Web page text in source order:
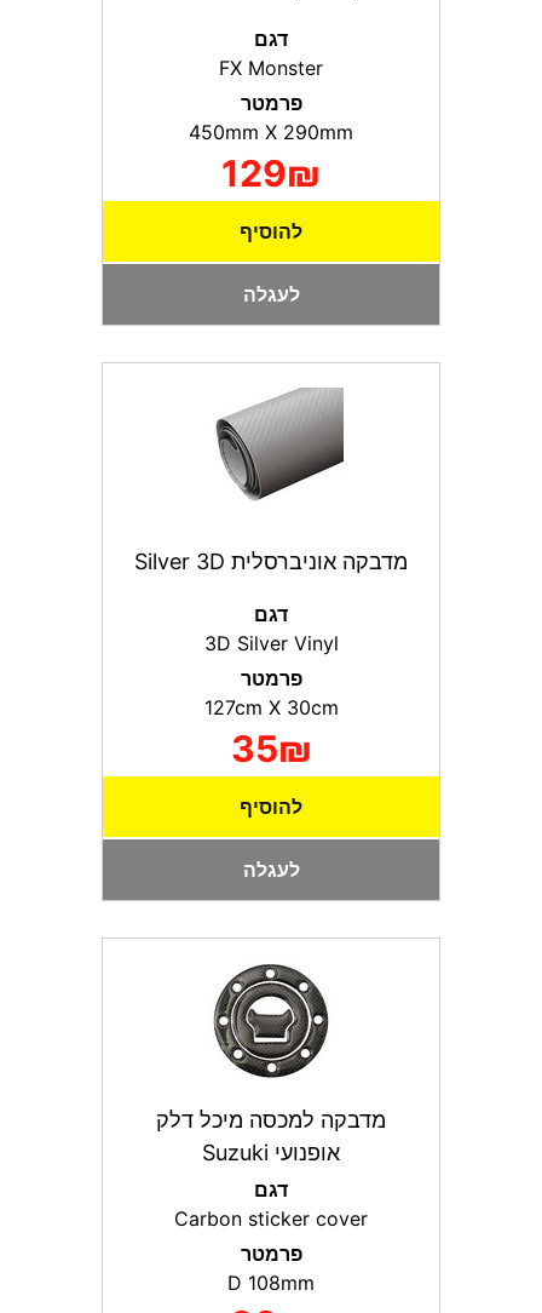
דגם
פרמטר
129₪
להוסיף
לעגלה
מדבקה אוניברסלית Silver 3D
דגם
פרמטר
35₪
להוסיף
לעגלה
מדבקה למכסה מיכל דלק
אופנועי Suzuki
דגם
Carbon sticker cover
פרמטר